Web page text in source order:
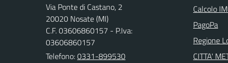
Via Ponte di Castano, 2
20020 Nosate (MI)
C.F. 03606860157 - P.Iva:
03606860157
Telefono:0331-899530
Calcolo
PagoPa
Regione
CITTA'